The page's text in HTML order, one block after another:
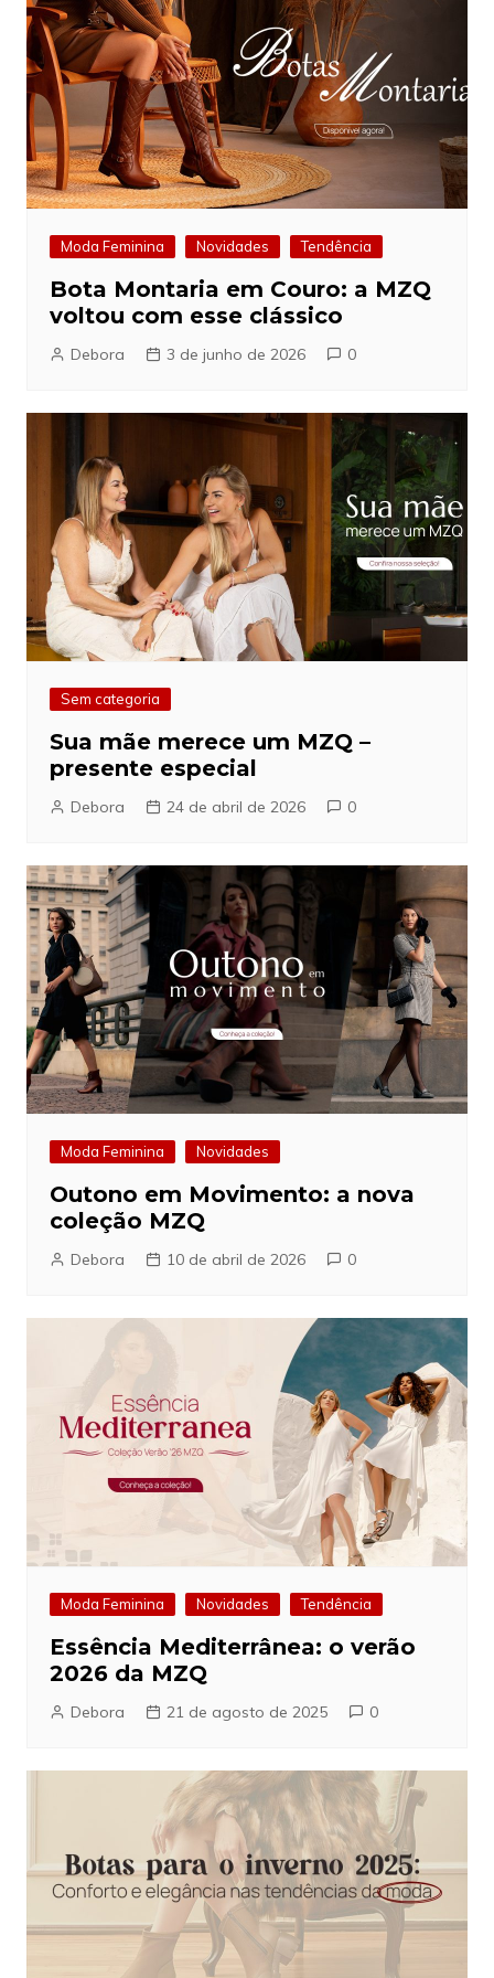
Moda Feminina Novidades Tendência
Bota Montaria em Couro: a MZQ
voltou com esse clássico
Debora 3 de junho de 2026 0
Sem categoria
Sua mãe merece um MZQ –
presente especial
Debora 24 de abril de 2026 0
Moda Feminina Novidades
Outono em Movimento: a nova
coleção MZQ
Debora 10 de abril de 2026 0
Moda Feminina Novidades Tendência
Essência Mediterrânea: o verão
2026 da MZQ
Debora 21 de agosto de 2025 0